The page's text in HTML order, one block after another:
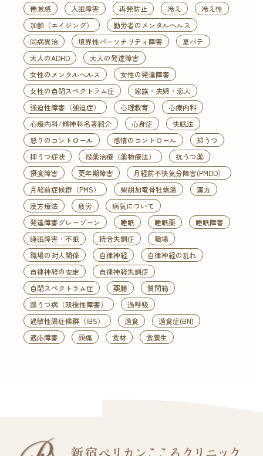
倦怠感 入眠障害 再発防止 冷え
冷え性
加齢（エイジング）
勤労者のメンタルヘルス
同病異治
境界性パーソナリティ障害
夏バテ
大人のADHD
大人の発達障害
女性のメンタルヘルス
女性の発達障害
女性の自閉スペクトラム症
家族・夫婦・恋人
強迫性障害（強迫症）
心理教育
心療内科
心療内科/精神科名著紹介
心身症
快眠法
怒りのコントロール
感情のコントロール
抑うつ
抑うつ症状
投薬治療（薬物療法）
抗うつ薬
摂食障害
更年期障害
月経前不快気分障害(PMDD）
月経前症候群（PMS）
柴胡加竜骨牡蛎湯
漢方
漢方療法
疲労
病気について
発達障害グレーゾーン
睡眠 睡眠薬
睡眠障害
睡眠障害・不眠
統合失調症
職場
職場の対人関係
自律神経
自律神経の乱れ
自律神経の安定
自律神経失調症
自閉スペクトラム症
薬膳
質問箱
躁うつ病（双極性障害）
過呼吸
過敏性腸症候群（IBS）
過食
過食症(BN)
適応障害
頭痛 食材 食養生